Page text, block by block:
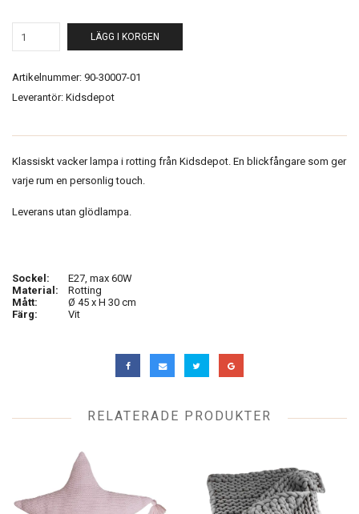
LÄGG I KORGEN
Artikelnummer: 90-30007-01
Leverantör: Kidsdepot
Klassiskt vacker lampa i rotting från Kidsdepot. En blickfångare som ger
varje rum en personlig touch.
Leverans utan glödlampa.
Sockel:
E27, max 60W
Material:
Rotting
Mått:
Ø 45 x H 30 cm
Färg:
Vit
RELATERADE PRODUKTER